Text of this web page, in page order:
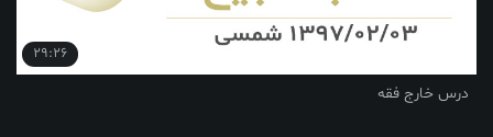
29:26
درس خارج فقه